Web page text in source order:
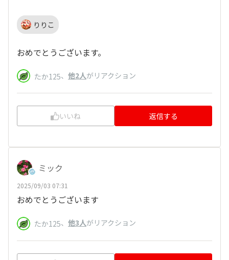
りりこ
おめでとうございます。
たか125、 他2人がリアクション
いいね 返信する
ミック
2025/09/03 07:31
おめでとうございます
たか125、 他3人がリアクション